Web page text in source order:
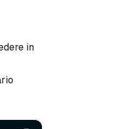
in